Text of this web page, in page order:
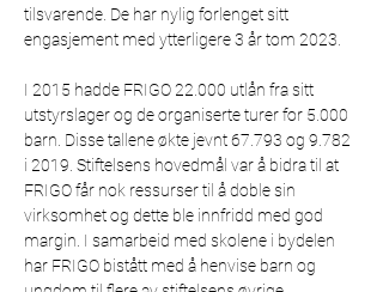
tilsvarende. De har nylig forlenget sitt
engasjement med ytterligere 3 år tom 2023.
I 2015 hadde FRIGO 22.000 utlån fra sitt
utstyrslager og de organiserte turer for 5.000
barn. Disse tallene økte jevnt 67.793 og 9.782
i 2019. Stiftelsens hovedmål var å bidra til at
FRIGO får nok ressurser til å doble sin
virksomhet og dette ble innfridd med god
margin. I samarbeid med skolene i bydelen
har FRIGO bistått med å henvise barn og